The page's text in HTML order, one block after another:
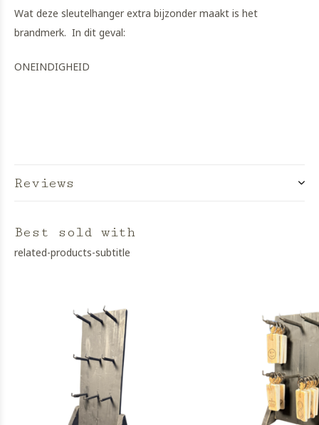
Wat deze sleutelhanger extra bijzonder maakt is het
brandmerk. In dit geval:
ONEINDIGHEID
Reviews
Best sold with
related-products-subtitle